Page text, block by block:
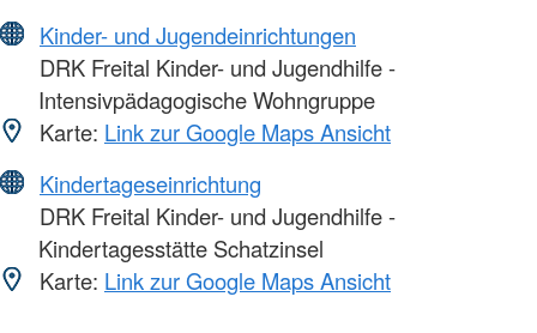
Kinder- und Jugendeinrichtungen
DRK Freital Kinder- und Jugendhilfe -
Intensivpädagogische Wohngruppe
Karte: Link zur Google Maps Ansicht
Kindertageseinrichtung
DRK Freital Kinder- und Jugendhilfe -
Kindertagesstätte Schatzinsel
Karte: Link zur Google Maps Ansicht